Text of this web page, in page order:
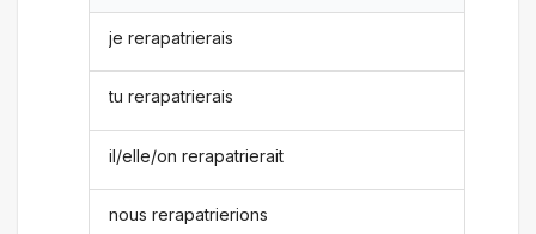
je rerapatrierais
tu rerapatrierais
il/elle/on rerapatrierait
nous rerapatrierions